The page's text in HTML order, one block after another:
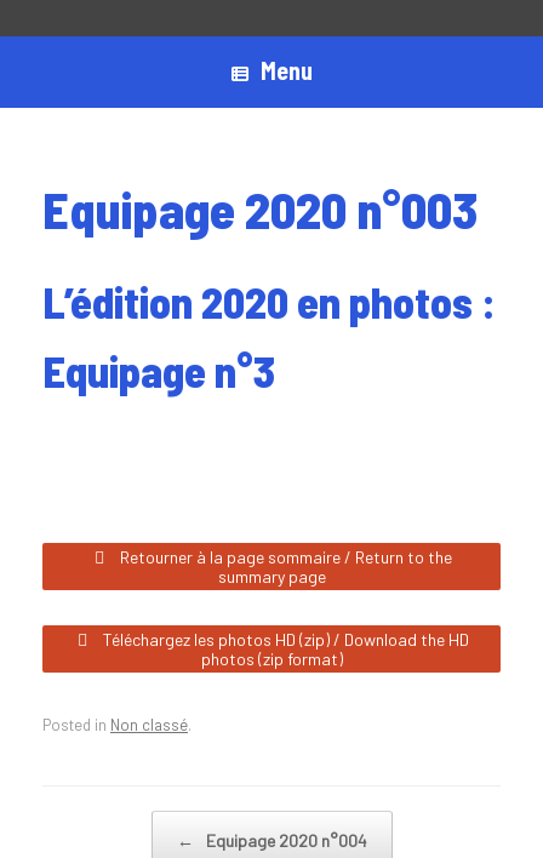
Menu
Equipage 2020 n°003
L’édition 2020 en photos :
Equipage n°3
Retourner à la page sommaire / Return to the
summary page
Téléchargez les photos HD (zip) / Download the HD
photos (zip format)
Posted in Non classé.
← Equipage 2020 n°004